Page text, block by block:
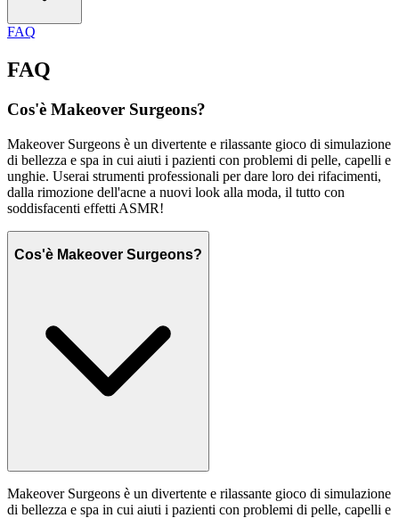
FAQ
FAQ
Cos'è Makeover Surgeons?
Makeover Surgeons è un divertente e rilassante gioco di simulazione
di bellezza e spa in cui aiuti i pazienti con problemi di pelle, capelli e
unghie. Userai strumenti professionali per dare loro dei rifacimenti,
dalla rimozione dell'acne a nuovi look alla moda, il tutto con
soddisfacenti effetti ASMR!
Cos'è Makeover Surgeons?
Makeover Surgeons è un divertente e rilassante gioco di simulazione
di bellezza e spa in cui aiuti i pazienti con problemi di pelle, capelli e